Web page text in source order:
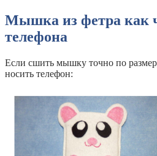
Мышка из фетра как
телефона
Если сшить мышку точно по
носить телефон: